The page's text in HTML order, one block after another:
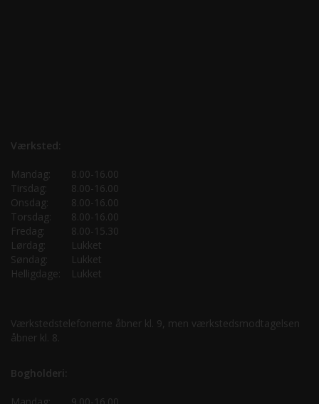
Værksted:
Mandag:
8.00-16.00
Tirsdag:
8.00-16.00
Onsdag:
8.00-16.00
Torsdag:
8.00-16.00
Fredag:
8.00-15.30
Lørdag:
Lukket
Søndag:
Lukket
Helligdage:
Lukket
Værkstedstelefonerne åbner kl. 9, men værkstedsmodtagelsen
åbner kl. 8.
Bogholderi:
Mandag: 9.00-16.00